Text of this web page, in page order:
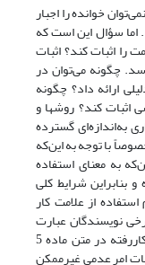
خوانده را اجبار
اما سؤال این است که
را اثبات کند؟ اثبات
چگونه می‌توان در
ارائه داد؟ چگونه
اثبات کند؟ روشها و
به‌اندازه‌ای گسترده
با توجه به این‌که
به معنای استفاده
بنابراین شرایط کلی
از علامت کار
نویسندگان عبارت
"ذی‌نفع نتواند علل استفاده را اثبات کند" به‌کاررفته در متن ماده 5
امر عدمی غیرممکن